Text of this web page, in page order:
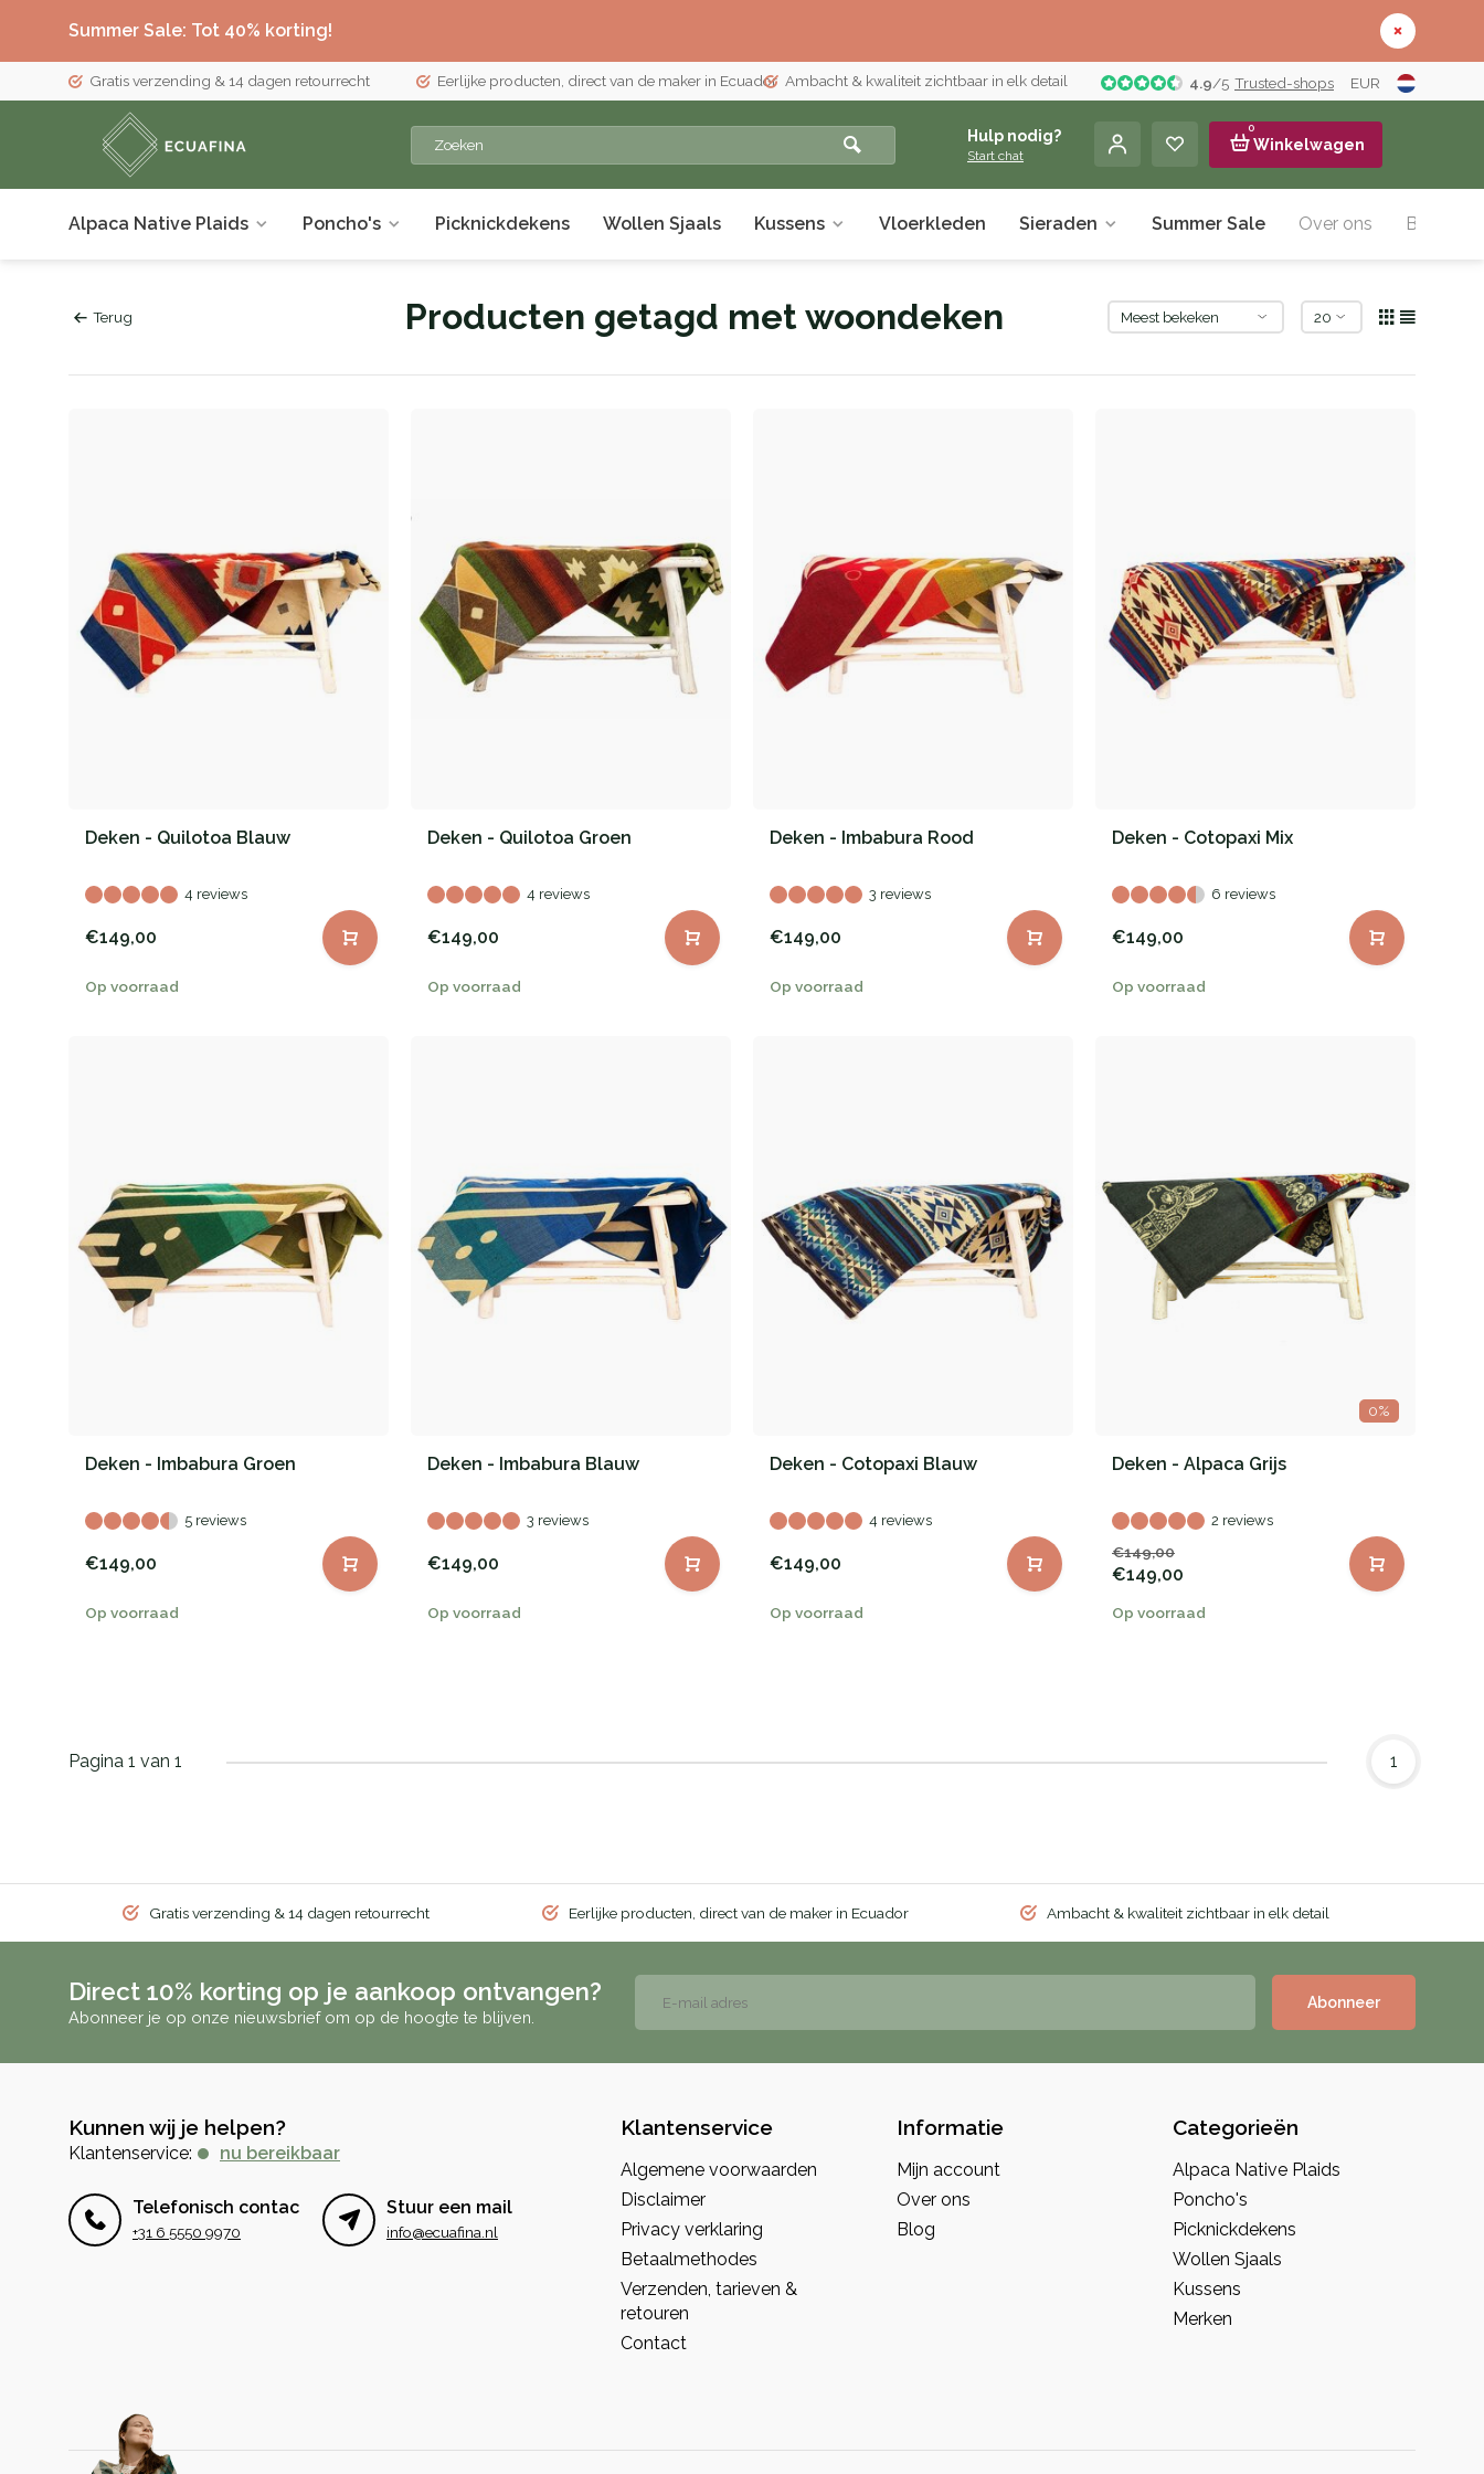
Summer Sale: Tot 40% korting!
Gratis verzending & 14 dagen retourrecht Eerlijke producten, direct van de maker in Ecuador Ambacht & kwaliteit zichtbaar in elk detail 4.9/5 Trusted-shops EUR
Hulp nodig?
Start chat
0
Winkelwagen
Alpaca Native Plaids Poncho's Picknickdekens Wollen Sjaals Kussens Vloerkleden Sieraden Summer Sale Over ons Blog
Terug Producten getagd met woondeken
Deken - Quilotoa Blauw
4 reviews
€149,00
Op voorraad
Deken - Quilotoa Groen
4 reviews
€149,00
Op voorraad
Deken - Imbabura Rood
3 reviews
€149,00
Op voorraad
Deken - Cotopaxi Mix
6 reviews
€149,00
Op voorraad
Deken - Imbabura Groen
5 reviews
€149,00
Op voorraad
Deken - Imbabura Blauw
3 reviews
€149,00
Op voorraad
Deken - Cotopaxi Blauw
4 reviews
€149,00
Op voorraad
0%
Deken - Alpaca Grijs
2 reviews
€149,00
€149,00
Op voorraad
Pagina 1 van 1 1
Gratis verzending & 14 dagen retourrecht Eerlijke producten, direct van de maker in Ecuador Ambacht & kwaliteit zichtbaar in elk detail
Direct 10% korting op je aankoop ontvangen?
Abonneer je op onze nieuwsbrief om op de hoogte te blijven.
Abonneer
Kunnen wij je helpen?
Klantenservice: nu bereikbaar
Telefonisch contact
+31 6 5550 9970
Stuur een mail
info@ecuafina.nl
Klantenservice
Algemene voorwaarden
Disclaimer
Privacy verklaring
Betaalmethodes
Verzenden, tarieven &
retouren
Contact
Informatie
Mijn account
Over ons
Blog
Categorieën
Alpaca Native Plaids
Poncho's
Picknickdekens
Wollen Sjaals
Kussens
Merken